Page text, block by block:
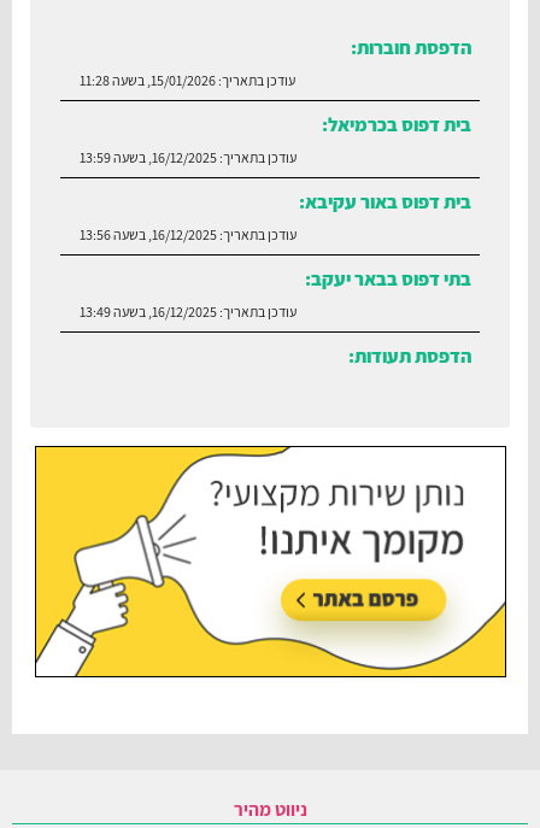
הדפסת חוברות:
עודכן בתאריך: 15/01/2026, בשעה 11:28
בית דפוס בכרמיאל:
עודכן בתאריך: 16/12/2025, בשעה 13:59
בית דפוס באור עקיבא:
עודכן בתאריך: 16/12/2025, בשעה 13:56
בתי דפוס בבאר יעקב:
עודכן בתאריך: 16/12/2025, בשעה 13:49
הדפסת תעודות:
ניווט מהיר